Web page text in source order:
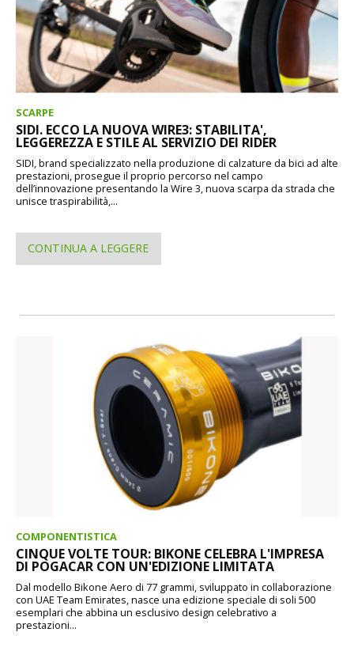
SCARPE
SIDI. ECCO LA NUOVA WIRE3: STABILITA',
LEGGEREZZA E STILE AL SERVIZIO DEI RIDER
SIDI, brand specializzato nella produzione di calzature da bici ad alte
prestazioni, prosegue il proprio percorso nel campo
dell’innovazione presentando la Wire 3, nuova scarpa da strada che
unisce traspirabilità,...
CONTINUA A LEGGERE
COMPONENTISTICA
CINQUE VOLTE TOUR: BIKONE CELEBRA L'IMPRESA
DI POGACAR CON UN'EDIZIONE LIMITATA
Dal modello Bikone Aero di 77 grammi, sviluppato in collaborazione
con UAE Team Emirates, nasce una edizione speciale di soli 500
esemplari che abbina un esclusivo design celebrativo a
prestazioni...